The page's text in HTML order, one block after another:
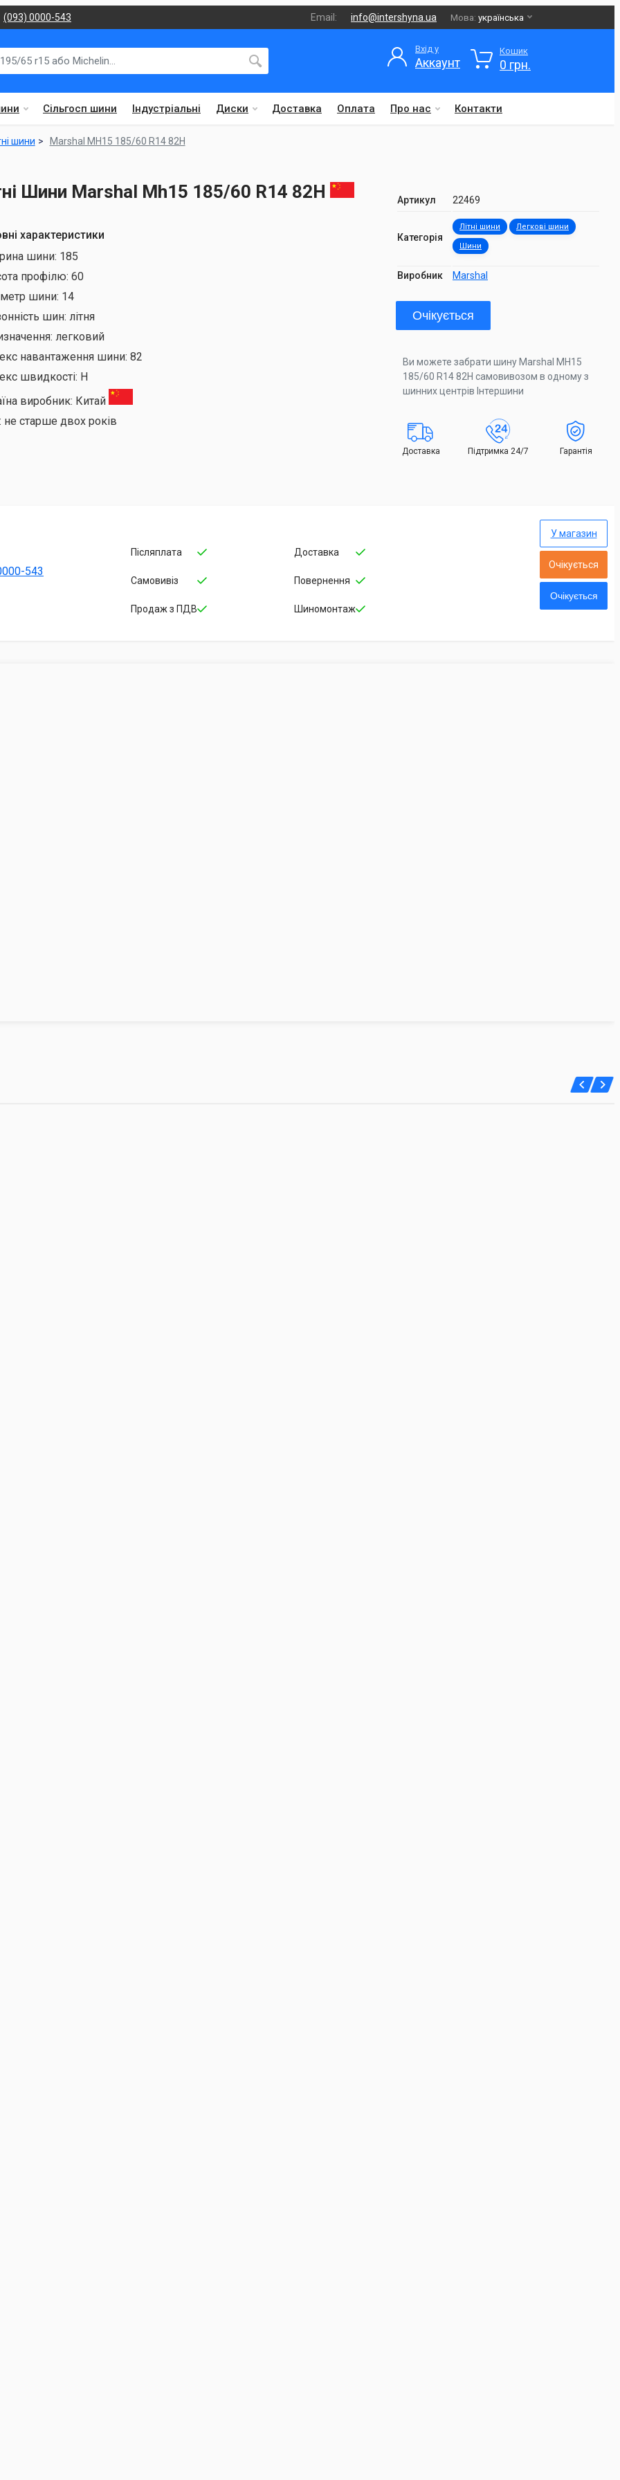
(093) 0000-543 Email: info@intershyna.ua Мова: українська
Сільгосп шини Індустріальні Диски Доставка Оплата Про нас Контакти
Вхід у
Аккаунт
Кошик
0 грн.
шини Marshal MH15 185/60 R14 82H
Шини Marshal Mh15 185/60 R14 82H
характеристики
шини: 185
профілю: 60
шини: 14
шин: літня
легковий
навантаження шини: 82
швидкості: H
виробник: Китай
не старше двох років
Артикул 22469
Категорія
Літні шини Легкові шини
Шини
Виробник Marshal
Очікується
Ви можете забрати шину Marshal MH15
185/60 R14 82H самовивозом в одному з
шинних центрів Інтершини
Доставка Підтримка 24/7 Гарантія
543
Післяплата
Самовивіз
Продаж з ПДВ
Доставка
Повернення
Шиномонтаж
У магазин
Очікується
Очікується